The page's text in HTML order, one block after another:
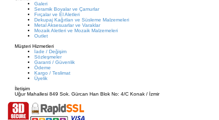
Galeri
Seramik Boyalar ve Çamurlar
Fırçalar ve El Aletleri
Dekupaj Kağıtları ve Süsleme Malzemeleri
Metal Aksesuarlar ve Varaklar
Mozaik Aletleri ve Mozaik Malzemeleri
Outlet
Müşteri Hizmetleri
İade / Değişim
Sözleşmeler
Garanti / Güvenlik
Ödeme
Kargo / Teslimat
Üyelik
İletişim
Uğur Mahallesi 849 Sok. Gürcan Han Blok No: 4/C Konak / İzmir